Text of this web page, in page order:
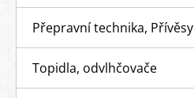
Přepravní technika, Přívěsy
Topidla, odvlhčovače